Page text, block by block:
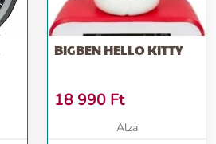
BIGBEN HELLO KITTY
18 990 Ft
Alza